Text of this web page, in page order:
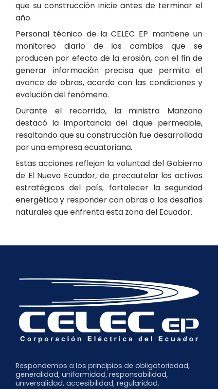
que su construcción inicie antes de terminar el
año.
Personal técnico de la CELEC EP mantiene un
monitoreo diario de los cambios que se
producen por efecto de la erosión, con el fin de
generar información precisa que permita el
avance de obras, acorde con las condiciones y
evolución del fenómeno.
Durante el recorrido, la ministra Manzano
destacó la importancia del dique permeable,
resaltando que su construcción fue desarrollada
por una empresa ecuatoriana.
Estas acciones reflejan la voluntad del Gobierno
de El Nuevo Ecuador, de precautelar los activos
estratégicos del país, fortalecer la seguridad
energética y responder con obras a los desafíos
naturales que enfrenta esta zona del Ecuador.
Respondemos a los principios de obligatoriedad,
generalidad, uniformidad, responsabilidad,
universalidad, accesibilidad, regularidad,